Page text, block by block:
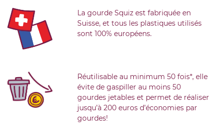
La gourde Squiz est fabriquée en
Suisse, et tous les plastiques utilisés
sont 100% européens.
Réutilisable au minimum 50 fois*, elle
évite de gaspiller au moins 50
gourdes jetables et permet de réaliser
jusqu’à 200 euros d’économies par
gourdes!